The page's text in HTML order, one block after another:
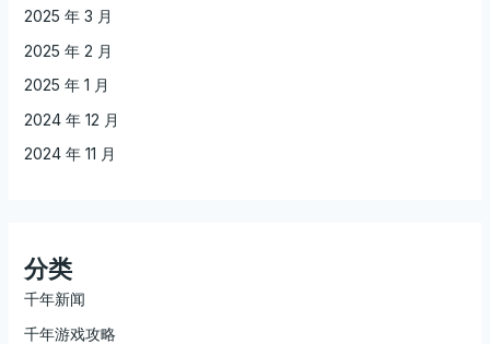
2025 年 3 月
2025 年 2 月
2025 年 1 月
2024 年 12 月
2024 年 11 月
分类
千年新闻
千年游戏攻略